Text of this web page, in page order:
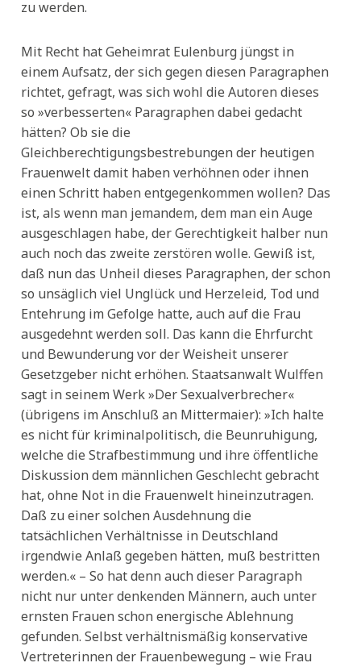
zu werden.
Mit Recht hat Geheimrat Eulenburg jüngst in
einem Aufsatz, der sich gegen diesen Paragraphen
richtet, gefragt, was sich wohl die Autoren dieses
so »verbesserten« Paragraphen dabei gedacht
hätten? Ob sie die
Gleichberechtigungsbestrebungen der heutigen
Frauenwelt damit haben verhöhnen oder ihnen
einen Schritt haben entgegenkommen wollen? Das
ist, als wenn man jemandem, dem man ein Auge
ausgeschlagen habe, der Gerechtigkeit halber nun
auch noch das zweite zerstören wolle. Gewiß ist,
daß nun das Unheil dieses Paragraphen, der schon
so unsäglich viel Unglück und Herzeleid, Tod und
Entehrung im Gefolge hatte, auch auf die Frau
ausgedehnt werden soll. Das kann die Ehrfurcht
und Bewunderung vor der Weisheit unserer
Gesetzgeber nicht erhöhen. Staatsanwalt Wulffen
sagt in seinem Werk »Der Sexualverbrecher«
(übrigens im Anschluß an Mittermaier): »Ich halte
es nicht für kriminalpolitisch, die Beunruhigung,
welche die Strafbestimmung und ihre öffentliche
Diskussion dem männlichen Geschlecht gebracht
hat, ohne Not in die Frauenwelt hineinzutragen.
Daß zu einer solchen Ausdehnung die
tatsächlichen Verhältnisse in Deutschland
irgendwie Anlaß gegeben hätten, muß bestritten
werden.« – So hat denn auch dieser Paragraph
nicht nur unter denkenden Männern, auch unter
ernsten Frauen schon energische Ablehnung
gefunden. Selbst verhältnismäßig konservative
Vertreterinnen der Frauenbewegung – wie Frau